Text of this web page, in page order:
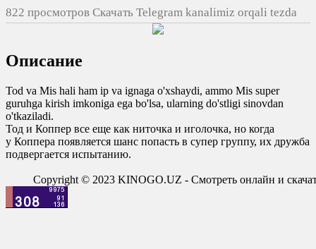
822 просмотров Скачать Telegram kanalimiz orqali tezda
Описание
Tod va Mis hali ham ip va ignaga o'xshaydi, ammo Mis super
guruhga kirish imkoniga ega bo'lsa, ularning do'stligi sinovdan
o'tkaziladi.
Тод и Коппер все еще как ниточка и иголочка, но когда
у Коппера появляется шанс попасть в супер группу, их дружба
подвергается испытанию.
Copyright © 2023 KINOGO.UZ - Смотреть онлайн и